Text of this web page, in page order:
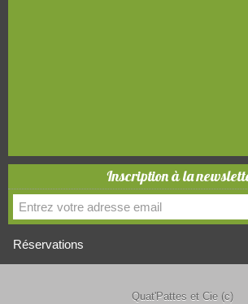
Inscription à la
Réservations
Quat'Pattes et Cie (c)